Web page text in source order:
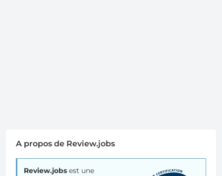
A propos de Review.jobs
Review.jobs est une